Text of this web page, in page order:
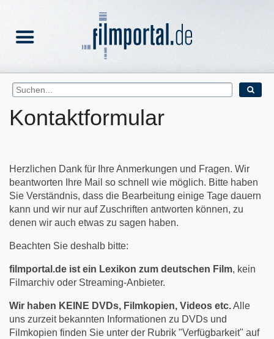
Kontaktformular
Herzlichen Dank für Ihre Anmerkungen und Fragen. Wir
beantworten Ihre Mail so schnell wie möglich. Bitte haben
Sie Verständnis, dass die Bearbeitung einige Tage dauern
kann und wir nur auf Zuschriften antworten können, zu
denen wir auch etwas zu sagen haben.
Beachten Sie deshalb bitte:
filmportal.de ist ein Lexikon zum deutschen Film, kein
Filmarchiv oder Streaming-Anbieter.
Wir haben KEINE DVDs, Filmkopien, Videos etc.Alle
uns zurzeit bekannten Informationen zu DVDs und
Filmkopien finden Sie unter der Rubrik "Verfügbarkeit" auf